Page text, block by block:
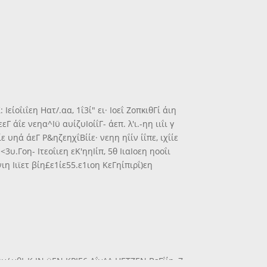
Ηατ/.αα, 1ΐ3ί" ει· Ιοεΐ ΖοπκιθΓί άιη
άΐε νεηα^Ιϋ αυίζυΙοίΐΓ- άεπ. λ'ι.-ηη ιιΐι γ
υηά άεΓ Ρ&ηζεηχΐΒίίε· νεηη ηΐίν ίΐπε, ιχΐίε
Ιτεοΐιεη εΚ'ηηΙίπ, 5θ ΙιαΙοεη ηοοΐι
Ιιϊετ βίη£ε1ίε55.ε1ιοη ΚεΓηίπιρΐ)εη
νθΙ_Κ ΙΝ ϋΕΝ ΚΡΙΕ6 Αΐν^^ ΗΕΤΖΕΝ ΒεΓΐίη, 7·